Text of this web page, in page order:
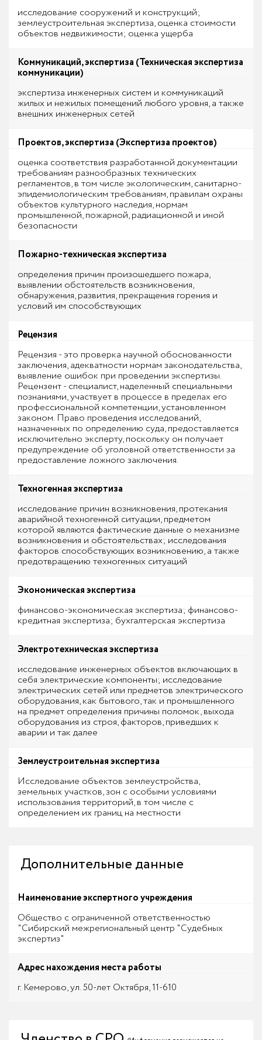
исследование сооружений и конструкций;
землеустроительная экспертиза, оценка стоимости
объектов недвижимости; оценка ущерба
Коммуникаций, экспертиза (Техническая экспертиза
коммуникации)
экспертиза инженерных систем и коммуникаций
жилых и нежилых помещений любого уровня, а также
внешних инженерных сетей
Проектов, экспертиза (Экспертиза проектов)
оценка соответствия разработанной документации
требованиям разнообразных технических
регламентов, в том числе экологическим, санитарно-
эпидемиологическим требованиям, правилам охраны
объектов культурного наследия, нормам
промышленной, пожарной, радиационной и иной
безопасности
Пожарно-техническая экспертиза
определения причин произошедшего пожара,
выявлении обстоятельств возникновения,
обнаружения, развития, прекращения горения и
условий им способствующих
Рецензия
Рецензия - это проверка научной обоснованности
заключения, адекватности нормам законодательства,
выявление ошибок при проведении экспертизы.
Рецензент - специалист, наделенный специальными
познаниями, участвует в процессе в пределах его
профессиональной компетенции, установленном
законом. Право проведения исследований,
назначенных по определению суда, предоставляется
исключительно эксперту, поскольку он получает
предупреждение об уголовной ответственности за
предоставление ложного заключения.
Техногенная экспертиза
исследование причин возникновения, протекания
аварийной техногенной ситуации, предметом
которой являются фактические данные о механизме
возникновения и обстоятельствах; исследования
факторов способствующих возникновению, а также
предотвращению техногенных ситуаций
Экономическая экспертиза
финансово-экономическая экспертиза; финансово-
кредитная экспертиза; бухгалтерская экспертиза
Электротехническая экспертиза
исследование инженерных объектов включающих в
себя электрические компоненты; исследование
электрических сетей или предметов электрического
оборудования, как бытового, так и промышленного
на предмет определения причины поломок, выхода
оборудования из строя, факторов, приведших к
аварии и так далее
Землеустроительная экспертиза
Исследование объектов землеустройства,
земельных участков, зон с особыми условиями
использования территорий, в том числе с
определением их границ на местности
Дополнительные данные
Наименование экспертного учреждения
Общество с ограниченной ответственностью
"Сибирский межрегиональный центр "Судебных
экспертиз"
Адрес нахождения места работы
г. Кемерово, ул. 50-лет Октября, 11-610